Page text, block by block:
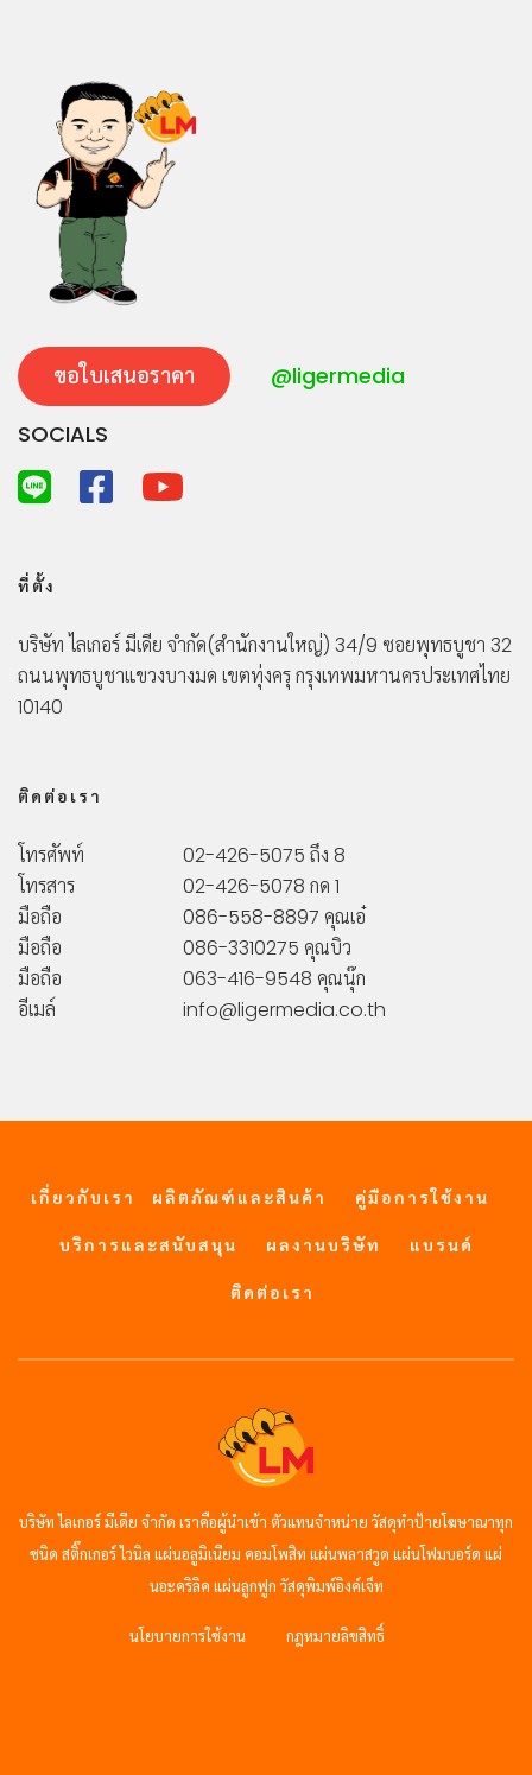
ที่ตั้ง
บริษัท ไลเกอร์ มีเดีย จำกัด(สำนักงานใหญ่) 34/9 ซอยพุทธบูชา 32
ถนนพุทธบูชาแขวงบางมด เขตทุ่งครุ กรุงเทพมหานครประเทศไทย
10140
ติดต่อเรา
โทรศัพท์
02-426-5075 ถึง 8
โทรสาร
02-426-5078 กด 1
มือถือ
086-558-8897 คุณเอ๋
มือถือ
086-3310275 คุณบิว
มือถือ
063-416-9548 คุณนุ๊ก
อีเมล์
info@ligermedia.co.th
ขอใบเสนอราคา
@ligermedia
SOCIALS
เกี่ยวกับเรา ผลิตภัณฑ์และสินค้า
คู่มือการใช้งาน
บริการและสนับสนุน
ผลงานบริษัท
แบรนด์
ติดต่อเรา
บริษัท ไลเกอร์ มีเดีย จำกัด เราคือผู้นำเข้า ตัวแทนจำหน่าย วัสดุทำป้ายโฆษาณาทุก
ชนิด สติ๊กเกอร์ ไวนิล แผ่นอลูมิเนียม คอมโพสิท แผ่นพลาสวูด แผ่นโฟมบอร์ด แผ่
นอะคริลิค แผ่นลูกฟูก วัสดุพิมพ์อิงค์เจ็ท
นโยบายการใช้งาน กฎหมายลิขสิทธิ์